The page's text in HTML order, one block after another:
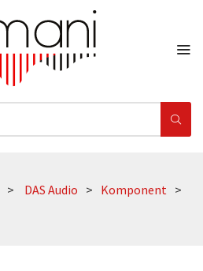
DAS Audio
Komponent